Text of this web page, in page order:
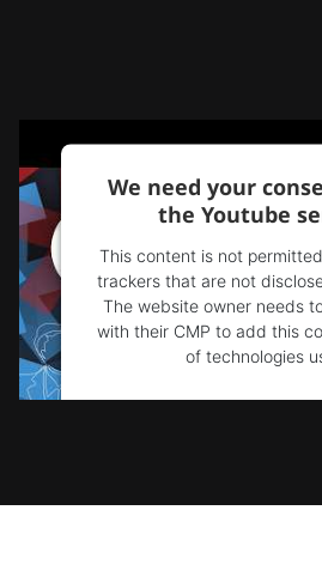
We need your
the Youtube
This content is not
trackers that are not
The website owner needs
with their CMP to add this
of technologies
Powered by